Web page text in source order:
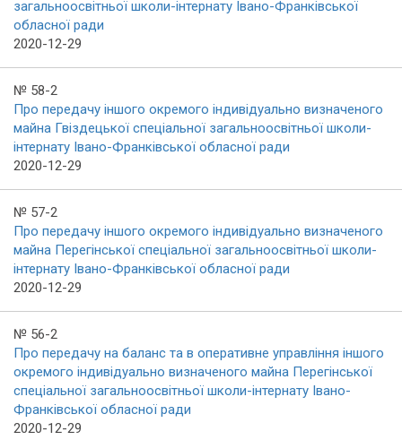
загальноосвітньої школи-інтернату Івано-Франківської
обласної ради
2020-12-29
№ 58-2
Про передачу іншого окремого індивідуально визначеного
майна Гвіздецької спеціальної загальноосвітньої школи-
інтернату Івано-Франківської обласної ради
2020-12-29
№ 57-2
Про передачу іншого окремого індивідуально визначеного
майна Перегінської спеціальної загальноосвітньої школи-
інтернату Івано-Франківської обласної ради
2020-12-29
№ 56-2
Про передачу на баланс та в оперативне управління іншого
окремого індивідуально визначеного майна Перегінської
спеціальної загальноосвітньої школи-інтернату Івано-
Франківської обласної ради
2020-12-29